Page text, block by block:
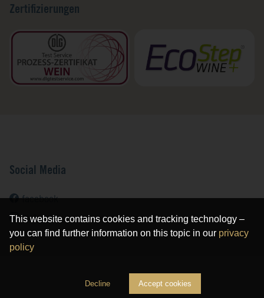
Zertifizierungen
Social Media
facebook
instagram
This website contains cookies and tracking technology –
you can find further information on this topic in our privacy
policy
Decline Accept cookies